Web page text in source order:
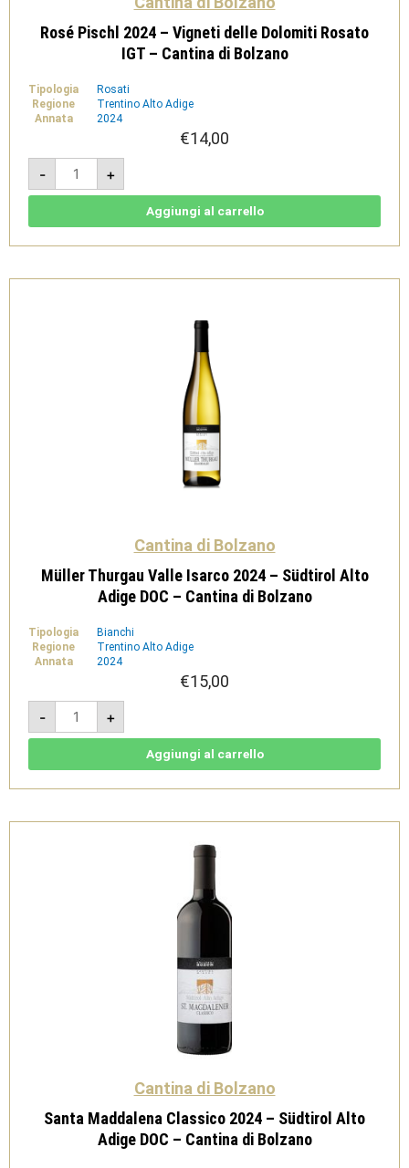
Rosé Pischl 2024 – Vigneti delle Dolomiti Rosato
IGT – Cantina di Bolzano
Tipologia
Rosati
Regione
Trentino Alto Adige
Annata
2024
€14,00
-
Rosé
Pischl
2024
-
Rosato
Cantina
+
Aggiungi al carrello
Cantina di Bolzano
Müller Thurgau Valle Isarco 2024 – Südtirol Alto
Adige DOC – Cantina di Bolzano
Tipologia
Bianchi
Regione
Trentino Alto Adige
Annata
2024
€15,00
-
Müller
Thurgau
Valle
Isarco
Alto
-
+
Aggiungi al carrello
Cantina di Bolzano
Santa Maddalena Classico 2024 – Südtirol Alto
Adige DOC – Cantina di Bolzano